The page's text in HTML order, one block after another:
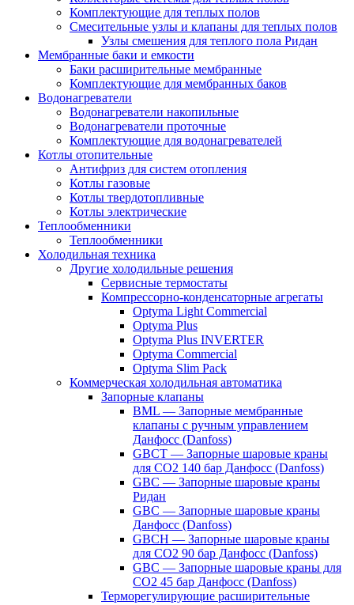
Комплектующие для теплых полов
Смесительные узлы и клапаны для теплых полов
Узлы смешения для теплого пола Ридан
Мембранные баки и емкости
Баки расширительные мембранные
Комплектующие для мембранных баков
Водонагреватели
Водонагреватели накопильные
Водонагреватели проточные
Комплектующие для водонагревателей
Котлы отопительные
Антифриз для систем отопления
Котлы газовые
Котлы твердотопливные
Котлы электрические
Теплообменники
Теплообменники
Холодильная техника
Другие холодильные решения
Сервисные термостаты
Компрессорно-конденсаторные агрегаты
Optyma Light Commercial
Optyma Plus
Optyma Plus INVERTER
Optyma Commercial
Optyma Slim Pack
Коммерческая холодильная автоматика
Запорные клапаны
BML — Запорные мембранные
клапаны с ручным управлением
Данфосс (Danfoss)
GBCT — Запорные шаровые краны
для CO2 140 бар Данфосс (Danfoss)
GBC — Запорные шаровые краны
Ридан
GBC — Запорные шаровые краны
Данфосс (Danfoss)
GBCH — Запорные шаровые краны
для CO2 90 бар Данфосс (Danfoss)
GBC — Запорные шаровые краны для
CO2 45 бар Данфосс (Danfoss)
Терморегулирующие расширительные